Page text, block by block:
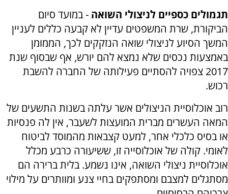
תגמולים כספיים לניצולי השואה - במועד סיום
הביקורת, שרת המשפטים עדיין לא קבעה כללים לעניין
המשך הסיוע לניצולי שואה הנזקקים לכך, הממומן
באמצעות נכסים שלא נמצא להם יורש, אף שבסוף שנת
2017 צפויה להסתיים פעילותה של החברה להשבת
רכוש.
רוב אוכלוסיית הניצולים אשר עלתה בשנות התשעים של
המאה העשרים מברית המועצות לשעבר, אין לה פנסיות
או בסיס כלכלי אחר, למעט קצבאות מהמוסד לביטוח
לאומי. קולה של אוכלוסייה זו, ששיעורה כרבע מכלל
אוכלוסיית ניצולי השואה, אינו נשמע. בלית ברירה הם
מסתגלים למצבם ומסתפקים בחיי צנע ומוותרים על מילוי